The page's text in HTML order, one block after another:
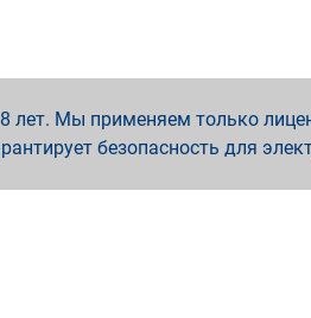
Мы применяем только
безопасность для